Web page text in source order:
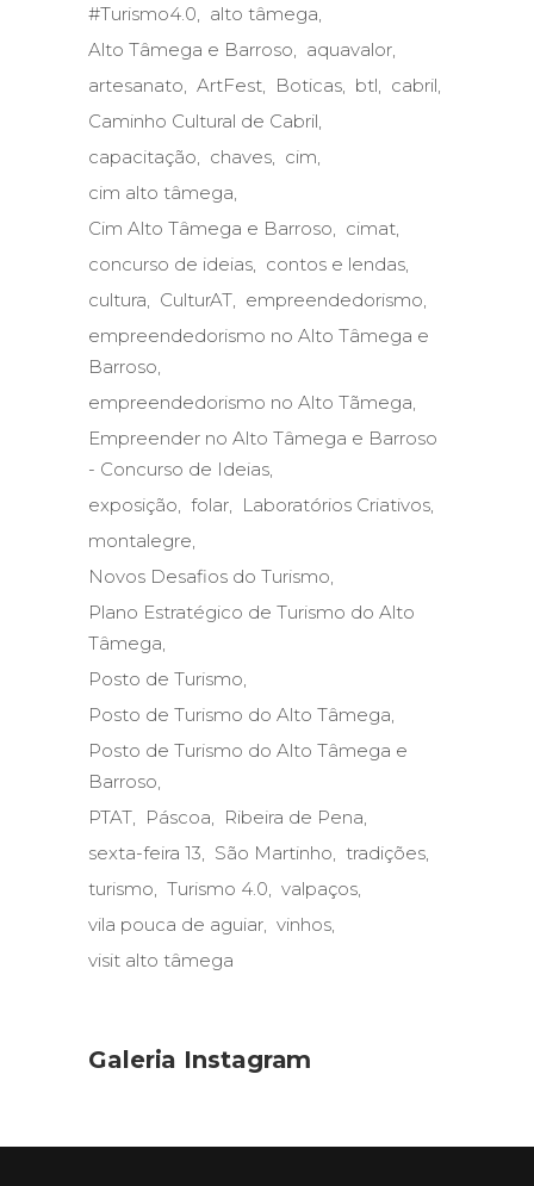
#Turismo4.0
alto tâmega
Alto Tâmega e Barroso
aquavalor
artesanato
ArtFest Boticas btl
cabril
Caminho Cultural de Cabril
capacitação
chaves
cim
cim alto tâmega
Cim Alto Tâmega e Barroso
cimat
concurso de ideias
contos e lendas
cultura
CulturAT
empreendedorismo
empreendedorismo no Alto Tâmega e
Barroso
empreendedorismo no Alto Tãmega
Empreender no Alto Tâmega e Barroso
- Concurso de Ideias
exposição
folar
Laboratórios Criativos
montalegre
Novos Desafios do Turismo
Plano Estratégico de Turismo do Alto
Tâmega
Posto de Turismo
Posto de Turismo do Alto Tâmega
Posto de Turismo do Alto Tâmega e
Barroso
PTAT
Páscoa
Ribeira de Pena
sexta-feira 13
São Martinho
tradições
turismo
Turismo 4.0
valpaços
vila pouca de aguiar vinhos
visit alto tâmega
Galeria Instagram